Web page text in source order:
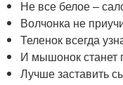
Не все белое –
Волчонка не
Теленок всегда
И мышонок станет
Лучше заставить